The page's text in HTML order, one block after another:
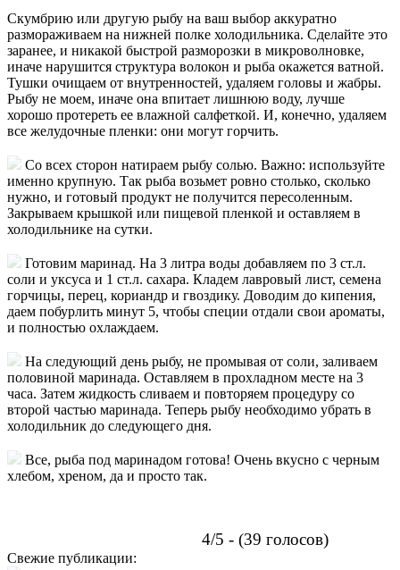
Скумбрию или другую рыбу на ваш выбор аккуратно
размораживаем на нижней полке холодильника. Сделайте это
заранее, и никакой быстрой разморозки в микроволновке,
иначе нарушится структура волокон и рыба окажется ватной.
Тушки очищаем от внутренностей, удаляем головы и жабры.
Рыбу не моем, иначе она впитает лишнюю воду, лучше
хорошо протереть ее влажной салфеткой. И, конечно, удаляем
все желудочные пленки: они могут горчить.
Со всех сторон натираем рыбу солью. Важно: используйте
именно крупную. Так рыба возьмет ровно столько, сколько
нужно, и готовый продукт не получится пересоленным.
Закрываем крышкой или пищевой пленкой и оставляем в
холодильнике на сутки.
Готовим маринад. На 3 литра воды добавляем по 3 ст.л.
соли и уксуса и 1 ст.л. сахара. Кладем лавровый лист, семена
горчицы, перец, кориандр и гвоздику. Доводим до кипения,
даем побурлить минут 5, чтобы специи отдали свои ароматы,
и полностью охлаждаем.
На следующий день рыбу, не промывая от соли, заливаем
половиной маринада. Оставляем в прохладном месте на 3
часа. Затем жидкость сливаем и повторяем процедуру со
второй частью маринада. Теперь рыбу необходимо убрать в
холодильник до следующего дня.
Все, рыба под маринадом готова! Очень вкусно с черным
хлебом, хреном, да и просто так.
4/5 - (39 голосов)
Свежие публикации: